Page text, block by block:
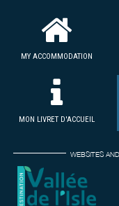
MY ACCOMMODATION
MON LIVRET D'ACCUEIL
WEBSITES